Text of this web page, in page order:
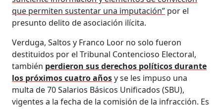
que permiten sustentar una imputación” por el
presunto delito de asociación ilícita.
Verduga, Saltos y Franco Loor no solo fueron
destituidos por el Tribunal Contencioso Electoral,
también perdieron sus derechos políticos durante
los próximos cuatro añosy se les impuso una
multa de 70 Salarios Básicos Unificados (SBU),
vigentes a la fecha de la comisión de la infracción. Es